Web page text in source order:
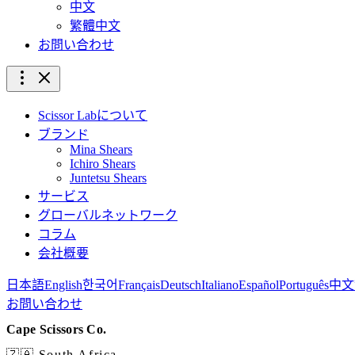
中文
繁體中文
お問い合わせ
Scissor Labについて
ブランド
Mina Shears
Ichiro Shears
Juntetsu Shears
サービス
グローバルネットワーク
コラム
会社概要
日本語English한국어FrançaisDeutschItalianoEspañolPortuguês中文
お問い合わせ
Cape Scissors Co.